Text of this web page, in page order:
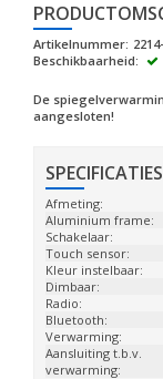
Artikelnummer:
Beschikbaarheid:
De
aangesloten!
SPECIFICATIES
Afmeting:
Aluminium frame:
Schakelaar:
Touch sensor:
Kleur instelbaar:
Dimbaar:
Radio:
Bluetooth:
Verwarming:
Aansluiting t.b.v.
verwarming: